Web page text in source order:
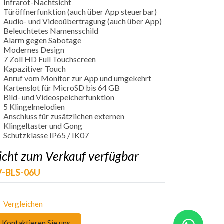
Infrarot-Nachtsicht
Türöffnerfunktion (auch über App steuerbar)
Audio- und Videoübertragung (auch über App)
Beleuchtetes Namensschild
Alarm gegen Sabotage
Modernes Design
7 Zoll HD Full Touchscreen
Kapazitiver Touch
Anruf vom Monitor zur App und umgekehrt
Kartenslot für MicroSD bis 64 GB
Bild- und Videospeicherfunktion
5 Klingelmelodien
Anschluss für zusätzlichen externen
Klingeltaster und Gong
Schutzklasse IP65 / IK07
zum Verkauf verfügbar
BLS-06U
Vergleichen